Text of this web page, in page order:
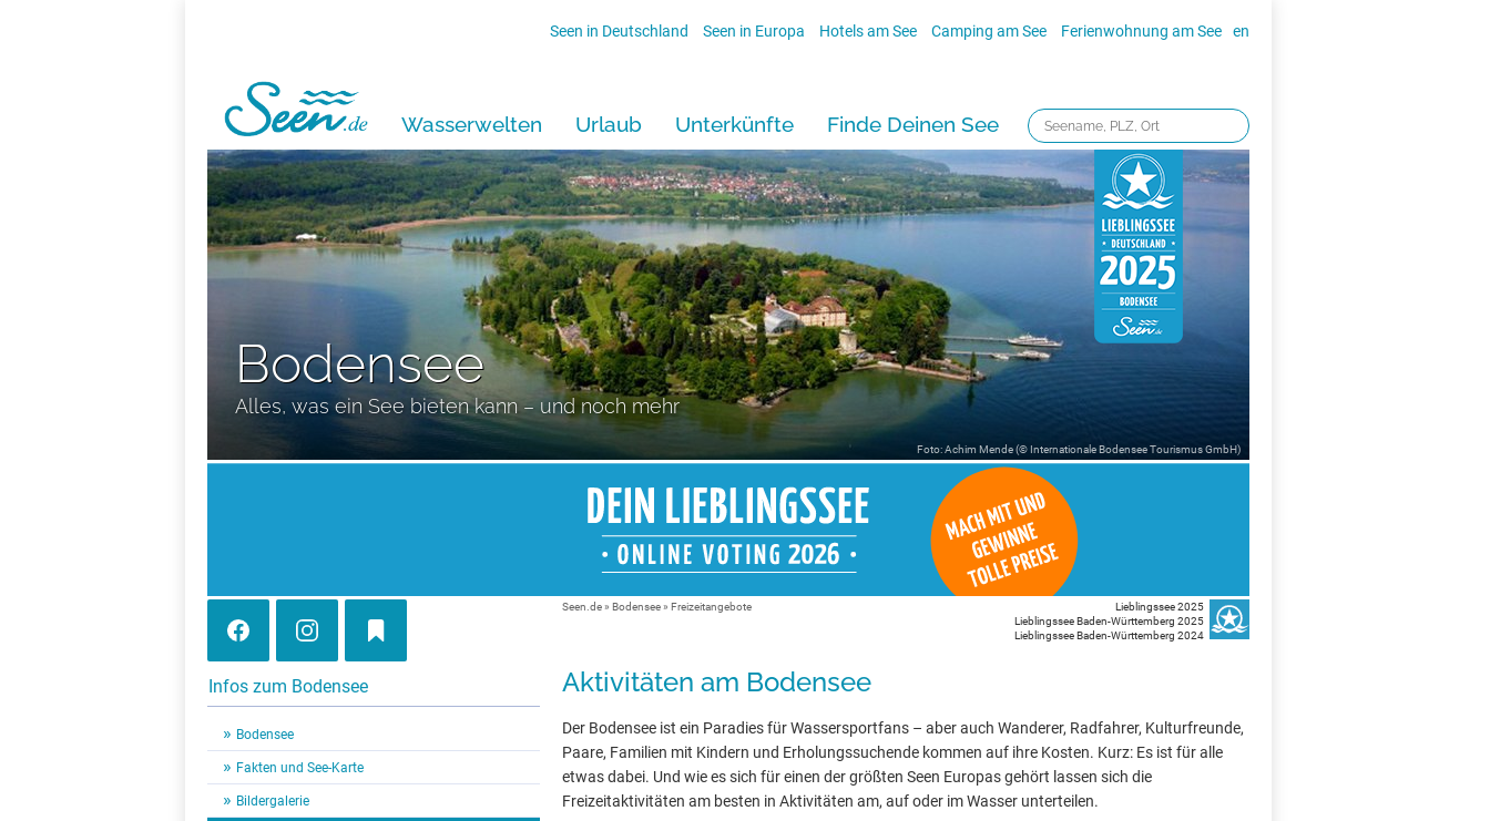
Seen in Deutschland Seen in Europa Hotels am See Camping am See Ferienwohnung am See en
Wasserwelten Urlaub Unterkünfte Finde Deinen See
Bodensee
Alles, was ein See bieten kann – und noch mehr
Foto: Achim Mende (© Internationale Bodensee Tourismus GmbH)
Infos zum Bodensee
Bodensee
Fakten und See-Karte
Bildergalerie
Lieblingssee 2025
Lieblingssee Baden-Württemberg 2025
Lieblingssee Baden-Württemberg 2024
Seen.de» Bodensee» Freizeitangebote
Aktivitäten am Bodensee
Der Bodensee ist ein Paradies für Wassersportfans – aber auch Wanderer, Radfahrer, Kulturfreunde,
Paare, Familien mit Kindern und Erholungssuchende kommen auf ihre Kosten. Kurz: Es ist für alle
etwas dabei. Und wie es sich für einen der größten Seen Europas gehört lassen sich die
Freizeitaktivitäten am besten in Aktivitäten am, auf oder im Wasser unterteilen.